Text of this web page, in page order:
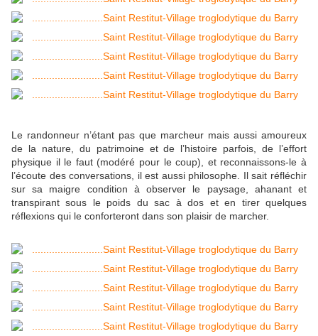
Le randonneur n’étant pas que marcheur mais aussi amoureux
de la nature, du patrimoine et de l’histoire parfois, de l’effort
physique il le faut (modéré pour le coup), et reconnaissons-le à
l’écoute des conversations, il est aussi philosophe. Il sait réfléchir
sur sa maigre condition à observer le paysage, ahanant et
transpirant sous le poids du sac à dos et en tirer quelques
réflexions qui le conforteront dans son plaisir de marcher.